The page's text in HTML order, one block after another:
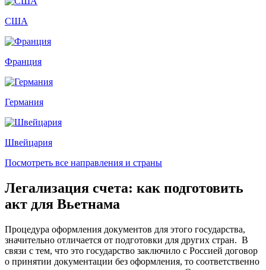
США
Франция
Германия
Швейцария
Посмотреть все направления и страны
Легализация счета: как подготовить
акт для Вьетнама
Процедура оформления документов для этого государства,
значительно отличается от подготовки для других стран. В
связи с тем, что это государство заключило с Россией договор
о принятии документации без оформления, то соответственно